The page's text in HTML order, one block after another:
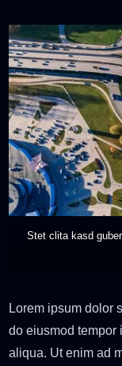
Stet clita kasd
Lorem ipsum dolor
do eiusmod tempor
aliqua. Ut enim ad